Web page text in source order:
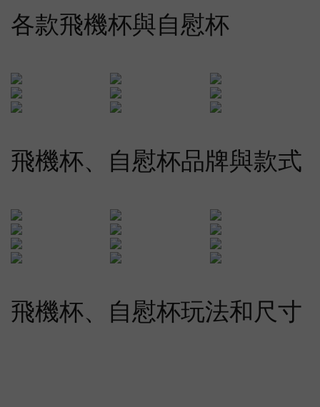
各款飛機杯與自慰杯
飛機杯、自慰杯品牌與款式
飛機杯、自慰杯玩法和尺寸